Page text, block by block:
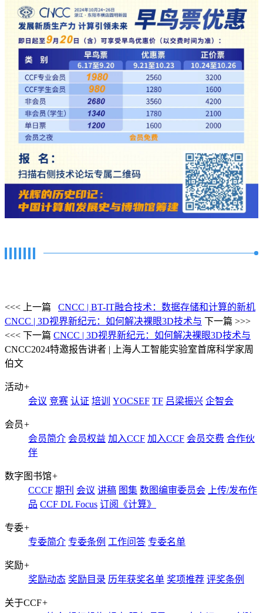
<<< 上一篇
CNCC | BT-IT融合技术：数据存储和计算的新机
CNCC | 3D视界新纪元：如何解决裸眼3D技术与 下一篇 >>>
<<< 下一篇 CNCC | 3D视界新纪元：如何解决裸眼3D技术与
CNCC2024特邀报告讲者 | 上海人工智能实验室首席科学家周
伯文
活动+
会议 竞赛 认证 培训 YOCSEF TF 吕梁振兴 企智会
会员+
会员简介 会员权益 加入CCF 加入CCF 会员交费 合作伙
伴
数字图书馆+
CCCF 期刊 会议 讲稿 图集 数图编审委员会
上传/发布作
品 CCF DL Focus 订阅《计算》
专委+
专委简介 专委条例 工作问答 专委名单
奖励+
奖励动态 奖励目录 历年获奖名单 奖项推荐 评奖条例
关于CCF+